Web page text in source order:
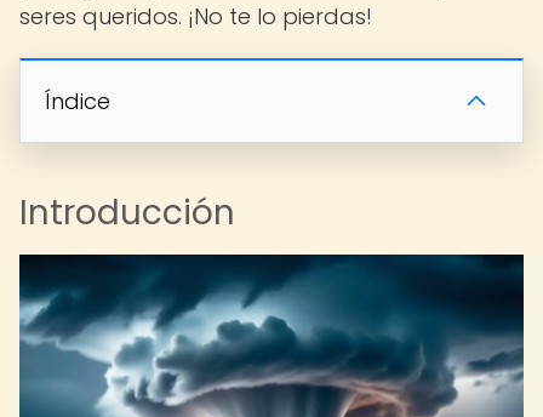
seres queridos. ¡No te lo pierdas!
Índice
Introducción